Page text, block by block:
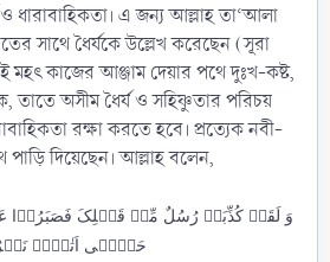
ধারাবাহিকতা। এ জন্য আল্লাহ তা‘আলা
সাথে ধৈর্যকে উল্লেখ করেছেন (সূরা
কাজের আঞ্জাম দেয়ার পথে দুঃখ-কষ্ট,
অসীম ধৈর্য ও সহিষ্ণুতার পরিচয়
রক্ষা করতে হবে। প্রত্যেক নবী-
দিয়েছেন। আল্লাহ বলেন,
وَ لَقَدۡ کُذِّبَتۡ رُسُلٌ مِّنۡ قَبۡلِکَ فَصَبَرُوۡا
حَتّٰۤی اَتٰہُمۡ